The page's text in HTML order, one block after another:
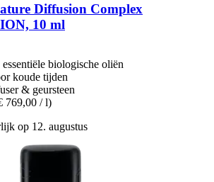
Diffusion Complex
10 ml
biologische oliën
koude tijden
& geursteen
769,00 / l)
op 12. augustus